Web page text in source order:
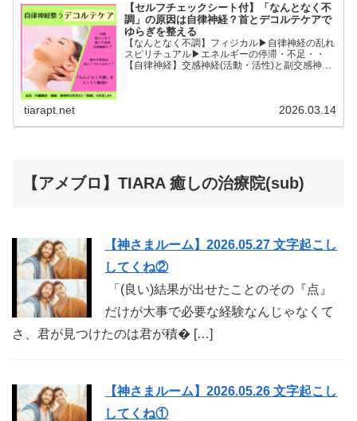
【セルフチェックシート付】「なんとなく不
調」の原因は自律神経？首とデコルテケアで
ゆらぎを整える
【なんとなく不調】フィジカル▶︎自律神経の乱れ
スピリチュアル▶︎エネルギーの停滞・不足・・
【自律神経】交感神経(活動・活性)と副交感神経
tiarapt.net 2026.03.14
【アメブロ】TIARA 癒しの治療院(sub)
【神さまルーム】2026.05.27 文字起こし
してくね②
「(良い)結果が出せたことのその『点』
だけが大事で必要な経験なんじゃなくて
さ、君が見つけたのは君が積� […]
【神さまルーム】2026.05.26 文字起こし
してくね①